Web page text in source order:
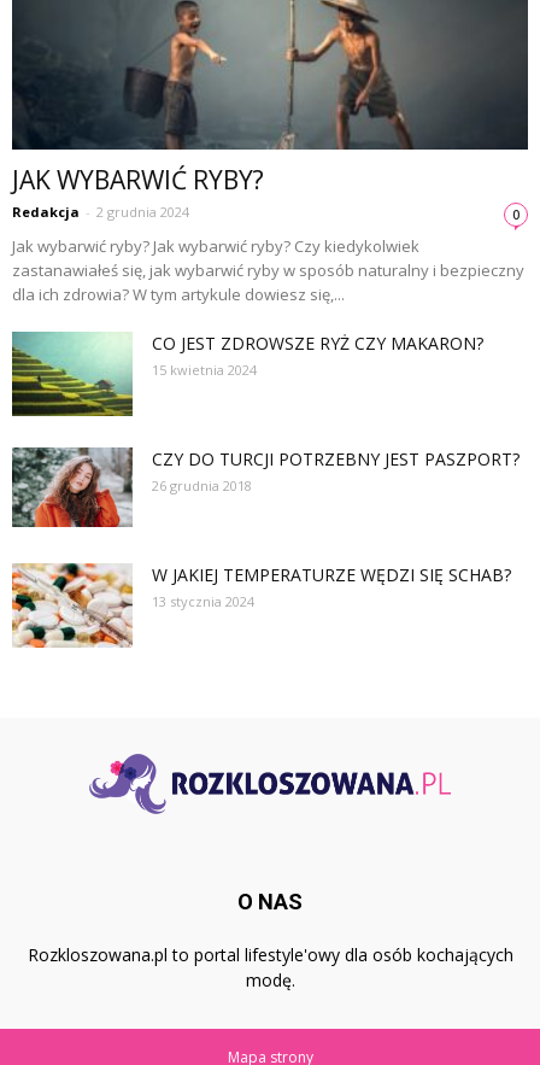
JAK WYBARWIĆ RYBY?
Redakcja - 2 grudnia 2024 0
Jak wybarwić ryby? Jak wybarwić ryby? Czy kiedykolwiek
zastanawiałeś się, jak wybarwić ryby w sposób naturalny i bezpieczny
dla ich zdrowia? W tym artykule dowiesz się,...
CO JEST ZDROWSZE RYŻ CZY MAKARON?
15 kwietnia 2024
CZY DO TURCJI POTRZEBNY JEST PASZPORT?
26 grudnia 2018
W JAKIEJ TEMPERATURZE WĘDZI SIĘ SCHAB?
13 stycznia 2024
O NAS
Rozkloszowana.pl to portal lifestyle'owy dla osób kochających
modę.
Mapa strony